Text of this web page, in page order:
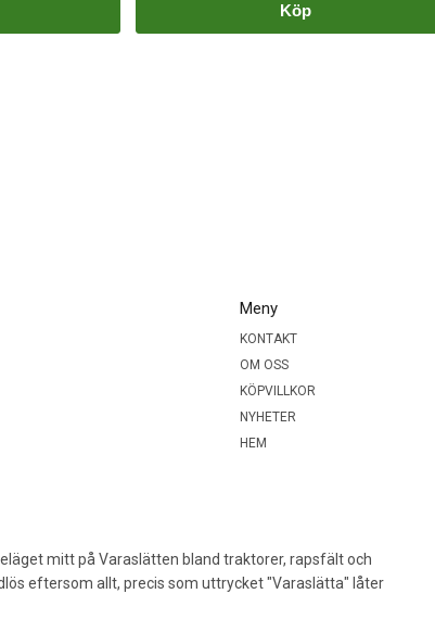
Köp
Meny
KONTAKT
OM OSS
KÖPVILLKOR
NYHETER
HEM
mitt på Varaslätten bland traktorer, rapsfält och
eftersom allt, precis som uttrycket "Varaslätta" låter